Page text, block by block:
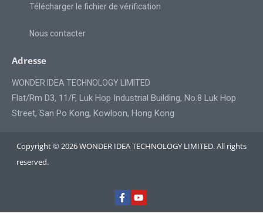
Télécharger le fichier de vérification
Nous contacter
Adresse
WONDER IDEA TECHNOLOGY LIMITED
Flat/Rm D3, 11/F, Luk Hop Industrial Building, No.8 Luk Hop
Street, San Po Kong, Kowloon, Hong Kong
Copyright © 2026 WONDER IDEA TECHNOLOGY LIMITED. All rights
reserved.